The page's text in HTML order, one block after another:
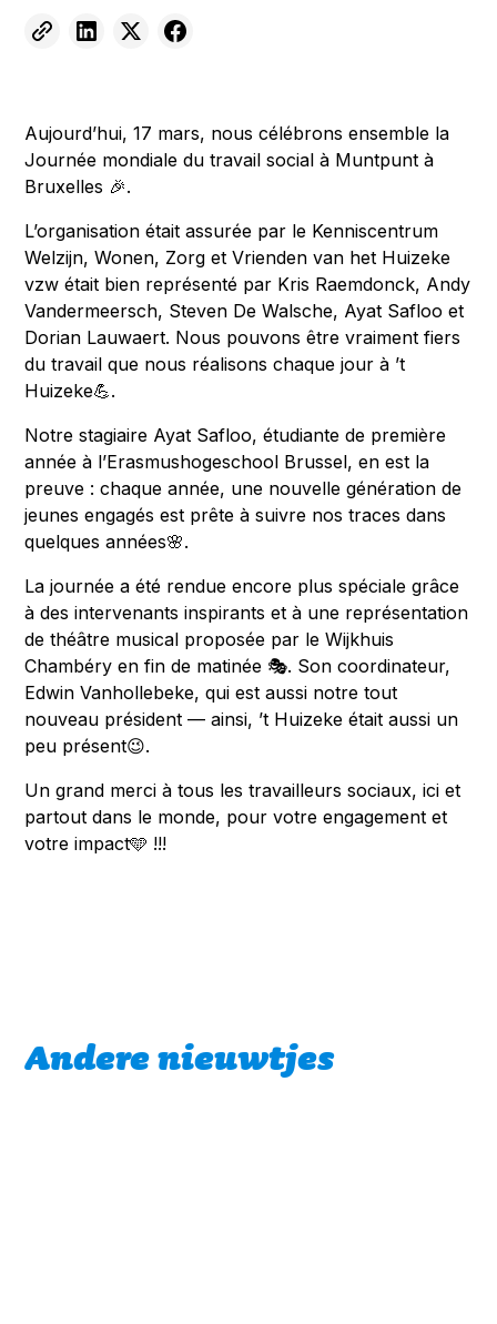
Aujourd’hui, 17 mars, nous célébrons ensemble la
Journée mondiale du travail social à Muntpunt à
Bruxelles 🎉.
L’organisation était assurée par le Kenniscentrum
Welzijn, Wonen, Zorg et Vrienden van het Huizeke
vzw était bien représenté par Kris Raemdonck, Andy
Vandermeersch, Steven De Walsche, Ayat Safloo et
Dorian Lauwaert. Nous pouvons être vraiment fiers
du travail que nous réalisons chaque jour à ’t
Huizeke💪.
Notre stagiaire Ayat Safloo, étudiante de première
année à l’Erasmushogeschool Brussel, en est la
preuve : chaque année, une nouvelle génération de
jeunes engagés est prête à suivre nos traces dans
quelques années🌸.
La journée a été rendue encore plus spéciale grâce
à des intervenants inspirants et à une représentation
de théâtre musical proposée par le Wijkhuis
Chambéry en fin de matinée 🎭. Son coordinateur,
Edwin Vanhollebeke, qui est aussi notre tout
nouveau président — ainsi, ’t Huizeke était aussi un
peu présent😉.
Un grand merci à tous les travailleurs sociaux, ici et
partout dans le monde, pour votre engagement et
votre impact🩵 !!!
Andere nieuwtjes